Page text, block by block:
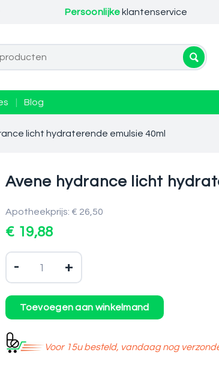
Persoonlijke klantenservice
Blog
licht hydraterende emulsie 40ml
Avene hydrance licht
Apotheekprijs: € 26,50
€ 19,88
- +
Voor 15u besteld, vandaag nog